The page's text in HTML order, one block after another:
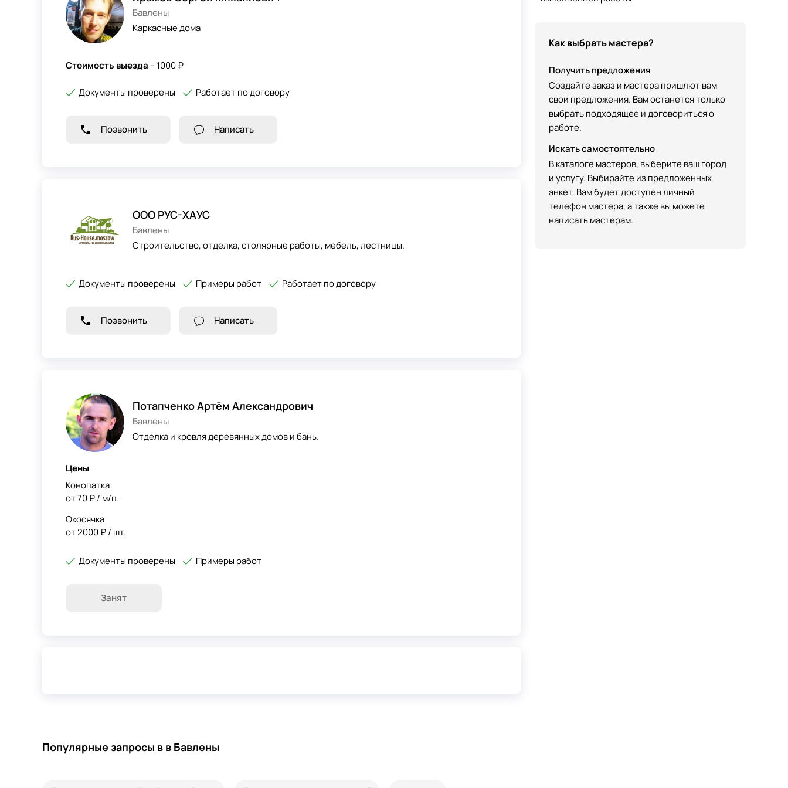
Бавлены
Каркасные дома
Стоимость выезда – 1000 ₽
Документы проверены Работает по договору
Позвонить Написать
ООО РУС-ХАУС
Бавлены
Строительство, отделка, столярные работы, мебель, лестницы.
Документы проверены Примеры работ Работает по договору
Позвонить Написать
Потапченко Артём Александрович
Бавлены
Отделка и кровля деревянных домов и бань.
Цены
Конопатка
от 70 ₽ / м/п.
Окосячка
от 2000 ₽ / шт.
Документы проверены Примеры работ
Занят
Популярные запросы в в Бавлены
Как выбрать мастера?
Получить предложения
Создайте заказ и мастера пришлют вам
свои предложения. Вам останется только
выбрать подходящее и договориться о
работе.
Искать самостоятельно
В каталоге мастеров, выберите ваш город
и услугу. Выбирайте из предложенных
анкет. Вам будет доступен личный
телефон мастера, а также вы можете
написать мастерам.